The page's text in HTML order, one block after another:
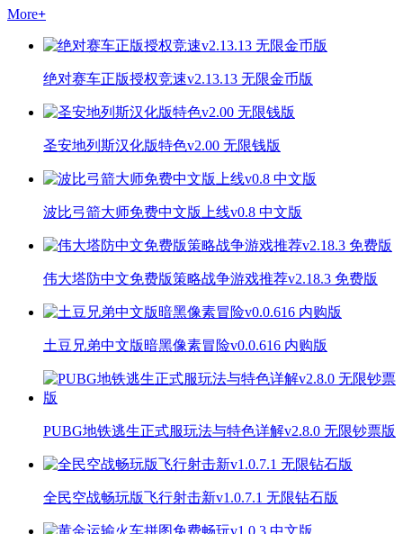
More+
绝对赛车正版授权竞速v2.13.13 无限金币版
圣安地列斯汉化版特色v2.00 无限钱版
波比弓箭大师免费中文版上线v0.8 中文版
伟大塔防中文免费版策略战争游戏推荐v2.18.3 免费版
土豆兄弟中文版暗黑像素冒险v0.0.616 内购版
PUBG地铁逃生正式服玩法与特色详解v2.8.0 无限钞票版
全民空战畅玩版飞行射击新v1.0.7.1 无限钻石版